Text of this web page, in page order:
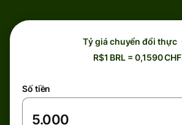
Tỷ giá chuyển đổi thực
R$1 BRL = 0,1590 CHF
Số tiền